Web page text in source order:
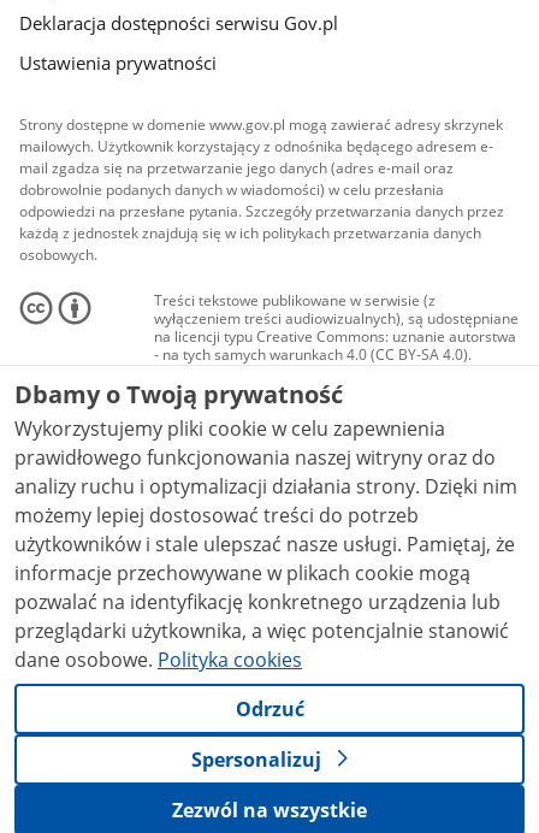
Deklaracja dostępności serwisu Gov.pl
Ustawienia prywatności
Strony dostępne w domenie www.gov.pl mogą zawierać adresy skrzynek
mailowych. Użytkownik korzystający z odnośnika będącego adresem e-
mail zgadza się na przetwarzanie jego danych (adres e-mail oraz
dobrowolnie podanych danych w wiadomości) w celu przesłania
odpowiedzi na przesłane pytania. Szczegóły przetwarzania danych przez
każdą z jednostek znajdują się w ich politykach przetwarzania danych
osobowych.
Treści tekstowe publikowane w serwisie (z
wyłączeniem treści audiowizualnych), są udostępniane
na licencji typu Creative Commons: uznanie autorstwa
- na tych samych warunkach 4.0 (CC BY-SA 4.0).
Materiały audiowizualne, w tym zdjęcia, materiały
audio i wideo, są udostępniane na licencji typu
Creative Commons: uznanie autorstwa użycie
niekomercyjne - bez utworów zależnych 4.0 (CC BY-
NC-ND 4.0), o ile nie jest to stwierdzone inaczej.
Dbamy o Twoją prywatność
Wykorzystujemy pliki cookie w celu zapewnienia
prawidłowego funkcjonowania naszej witryny oraz do
analizy ruchu i optymalizacji działania strony. Dzięki nim
możemy lepiej dostosować treści do potrzeb
użytkowników i stale ulepszać nasze usługi. Pamiętaj, że
informacje przechowywane w plikach cookie mogą
pozwalać na identyfikację konkretnego urządzenia lub
przeglądarki użytkownika, a więc potencjalnie stanowić
dane osobowe. Polityka cookies
Odrzuć
Spersonalizuj
Zezwól na wszystkie